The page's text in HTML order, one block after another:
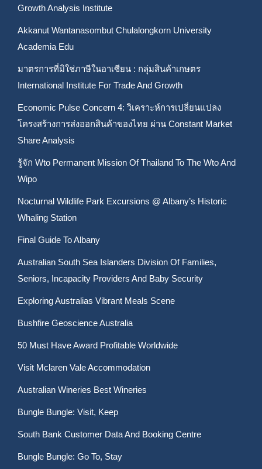
Growth Analysis Institute
Akkanut Wantanasombut Chulalongkorn University
Academia Edu
มาตรการที่มิใช่ภาษีในอาเซียน : กลุ่มสินค้าเกษตร
International Institute For Trade And Growth
Economic Pulse Concern 4: วิเคราะห์การเปลี่ยนแปลง
โครงสร้างการส่งออกสินค้าของไทย ผ่าน Constant Market
Share Analysis
รู้จัก Wto Permanent Mission Of Thailand To The Wto And
Wipo
Nocturnal Wildlife Park Excursions @ Albany’s Historic
Whaling Station
Final Guide To Albany
Australian South Sea Islanders Division Of Families,
Seniors, Incapacity Providers And Baby Security
Exploring Australias Vibrant Meals Scene
Bushfire Geoscience Australia
50 Must Have Award Profitable Worldwide
Visit Mclaren Vale Accommodation
Australian Wineries Best Wineries
Bungle Bungle: Visit, Keep
South Bank Customer Data And Booking Centre
Bungle Bungle: Go To, Stay